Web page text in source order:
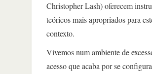
Christopher Lash) oferecem
teóricos mais apropriados para
contexto.
Vivemos num ambiente de
acesso que acaba por se